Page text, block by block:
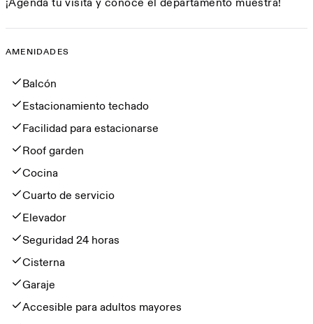
Amenidades
AMENIDADES
Balcón
Estacionamiento techado
Facilidad para estacionarse
Roof garden
Cocina
Cuarto de servicio
Elevador
Seguridad 24 horas
Cisterna
Garaje
Accesible para adultos mayores